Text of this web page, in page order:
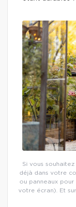
Si vous
déjà dans votre
ou panneaux
votre écran). Et